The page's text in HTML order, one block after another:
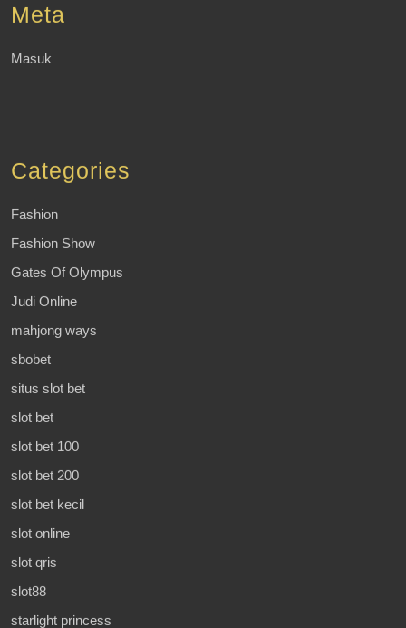
Meta
Masuk
Categories
Fashion
Fashion Show
Gates Of Olympus
Judi Online
mahjong ways
sbobet
situs slot bet
slot bet
slot bet 100
slot bet 200
slot bet kecil
slot online
slot qris
slot88
starlight princess